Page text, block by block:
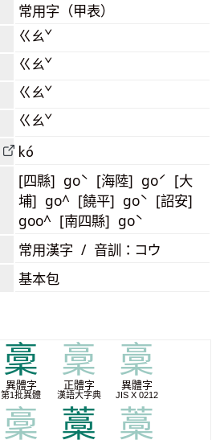
常用字（甲表）
ㄍㄠˇ
ㄍㄠˇ
ㄍㄠˇ
ㄍㄠˇ
kó
[四縣] goˋ [海陸] goˊ [大
埔] go^ [饒平] goˋ [詔安]
goo^ [南四縣] goˋ
常用漢字 / 音訓：コウ
基本包
稾
異體字
第1批異體
稾
正體字
漢語大字典
稾
異體字
JIS X 0212
稾 藁 藁